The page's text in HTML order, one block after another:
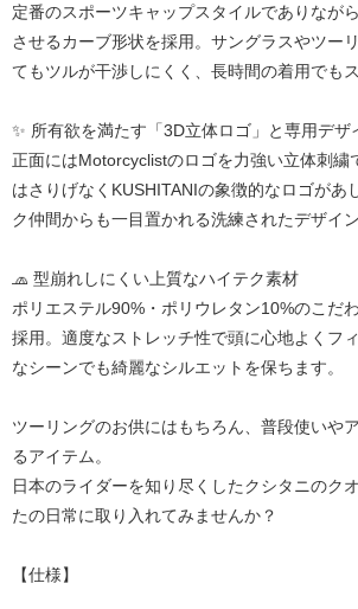
定番のスポーツキャップスタイルでありなが
させるカーブ形状を採用。サングラスやツー
てもツルが干渉しにくく、長時間の着用でも
✨ 所有欲を満たす「3D立体ロゴ」と専用デザ
正面にはMotorcyclistのロゴを力強い立体刺繍
はさりげなくKUSHITANIの象徴的なロゴがあ
ク仲間からも一目置かれる洗練されたデザイン
🧢 型崩れしにくい上質なハイテク素材
ポリエステル90%・ポリウレタン10%のこだ
採用。適度なストレッチ性で頭に心地よくフ
なシーンでも綺麗なシルエットを保ちます。
ツーリングのお供にはもちろん、普段使いや
るアイテム。
日本のライダーを知り尽くしたクシタニのク
たの日常に取り入れてみませんか？
【仕様】